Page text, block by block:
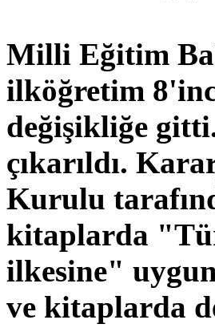
Milli Eğitim
ilköğretim
değişikliğe
çıkarıldı.
Kurulu
kitaplarda
ilkesine"
ve kitaplarda